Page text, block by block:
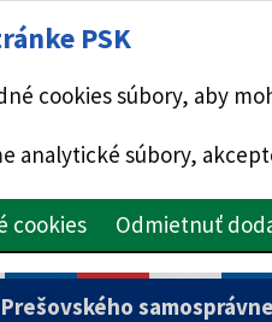
PSK
cookies súbory, aby
analytické súbory,
cookies Odmietnuť
Prešovského